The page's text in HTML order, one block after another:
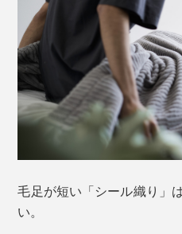
基布（毛布の土台となる布
で、毛布丸ごと天然素材。
しかも、前年より20％以
かけ心地です。
「シール織」について詳し
毛足が短い「シール織り」
い。